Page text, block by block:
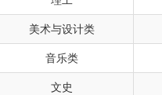
美术与设计类
音乐类
文史